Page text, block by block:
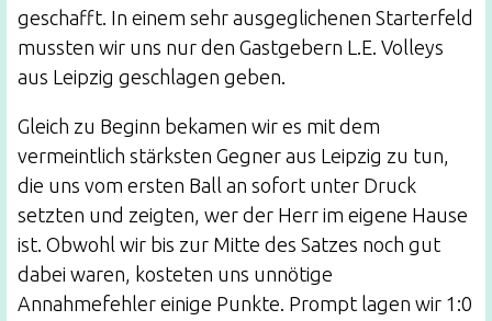
geschafft. In einem sehr ausgeglichenen Starterfeld
mussten wir uns nur den Gastgebern L.E. Volleys
aus Leipzig geschlagen geben.
Gleich zu Beginn bekamen wir es mit dem
vermeintlich stärksten Gegner aus Leipzig zu tun,
die uns vom ersten Ball an sofort unter Druck
setzten und zeigten, wer der Herr im eigene Hause
ist. Obwohl wir bis zur Mitte des Satzes noch gut
dabei waren, kosteten uns unnötige
Annahmefehler einige Punkte. Prompt lagen wir 1:0